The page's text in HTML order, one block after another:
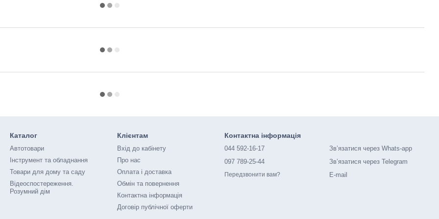
Каталог
Автотовари
Інструмент та обладнання
Товари для дому та саду
Відеоспостереження.
Розумний дім
Клієнтам
Вхід до кабінету
Про нас
Оплата і доставка
Обмін та повернення
Контактна інформація
Договір публічної оферти
Контактна інформація
044 592-16-17
097 789-25-44
Передзвонити вам?
Зв’язатися через Whats-app
Зв’язатися через Telegram
E-mail